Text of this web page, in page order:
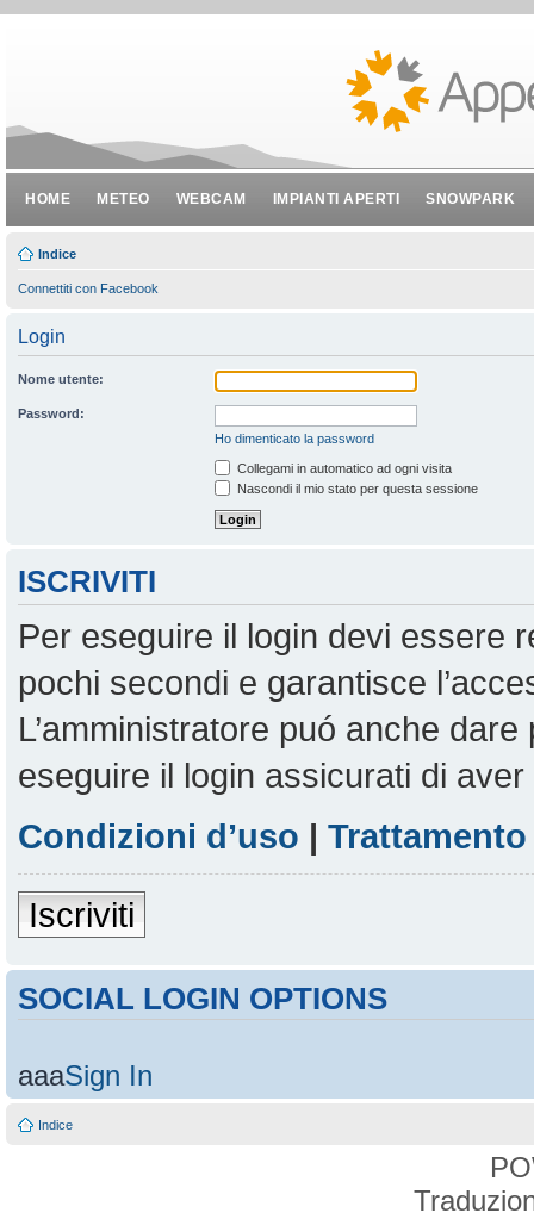
HOME METEO WEBCAM IMPIANTI APERTI SNOWPARK
Indice
Connettiti con Facebook
Login
Nome utente:
Password:
Ho dimenticato la password
Collegami in automatico ad ogni visita
Nascondi il mio stato per questa sessione
ISCRIVITI
Per eseguire il login devi essere
pochi secondi e garantisce
L’amministratore puó anche
eseguire il login assicurati di
Condizioni d’uso |
Iscriviti
SOCIAL LOGIN OPTIONS
aaaSign In
Indice